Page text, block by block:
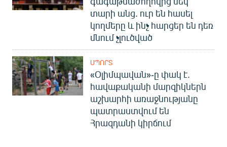
տարի անց. ուր են հասել
կողմերը և ինչ հարցեր են դեռ
մնում չլուծված
ՍՊՈՐՏ
«Օլիմպավան»-ը փակ է.
հավաքականի մարզիկներն
աշխարհի առաջնությանը
պատրաստվում են
Հրազդանի կիրճում